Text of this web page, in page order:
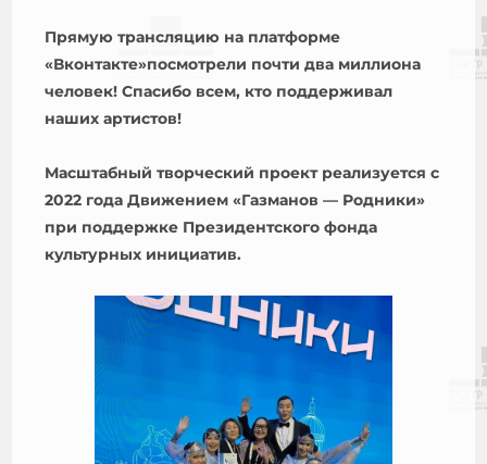
Прямую трансляцию на платформе
«Вконтакте»посмотрели почти два миллиона
человек! Спасибо всем, кто поддерживал
наших артистов!
Масштабный творческий проект реализуется с
2022 года Движением «Газманов — Родники»
при поддержке Президентского фонда
культурных инициатив.